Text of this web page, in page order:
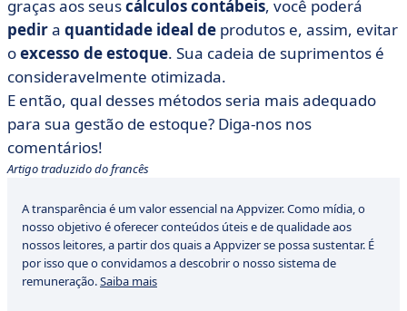
graças aos seuscálculoscontábeis, você poderá
pedira quantidade ideal de produtos e, assim, evitar
oexcesso de estoque. Sua cadeia de suprimentos é
consideravelmente otimizada.
E então, qual desses métodos seria mais adequado
para sua gestão de estoque? Diga-nos nos
comentários!
Artigo traduzido do francês
A transparência é um valor essencial na Appvizer. Como mídia, o
nosso objetivo é oferecer conteúdos úteis e de qualidade aos
nossos leitores, a partir dos quais a Appvizer se possa sustentar. É
por isso que o convidamos a descobrir o nosso sistema de
remuneração.Saiba mais